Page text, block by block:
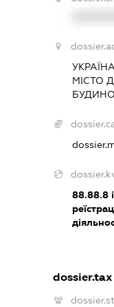
МІСТО
88.88.8
dossier.tax